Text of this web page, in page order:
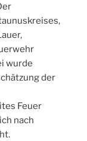
wurde
der
Feuer
nach